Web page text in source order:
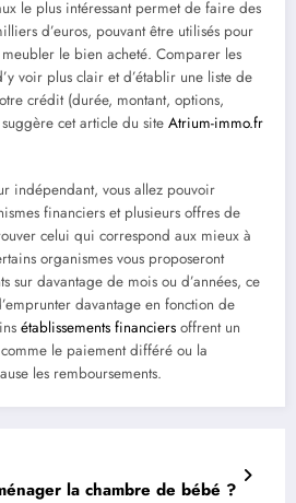
le plus intéressant permet de faire des
d’euros, pouvant être utilisés pour
le bien acheté. Comparer les
voir plus clair et d’établir une liste de
crédit (durée, montant, options,
cet article du site Atrium-immo.fr
indépendant, vous allez pouvoir
financiers et plusieurs offres de
celui qui correspond aux mieux à
organismes vous proposeront
sur davantage de mois ou d’années, ce
davantage en fonction de
établissements financiers offrent un
le paiement différé ou la
les remboursements.
la chambre de bébé ?